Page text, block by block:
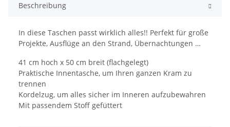
Beschreibung
In diese Taschen passt wirklich alles!! Perfekt für große
Projekte, Ausflüge an den Strand, Übernachtungen …
41 cm hoch x 50 cm breit (flachgelegt)
Praktische Innentasche, um Ihren ganzen Kram zu
trennen
Kordelzug, um alles sicher im Inneren aufzubewahren
Mit passendem Stoff gefüttert